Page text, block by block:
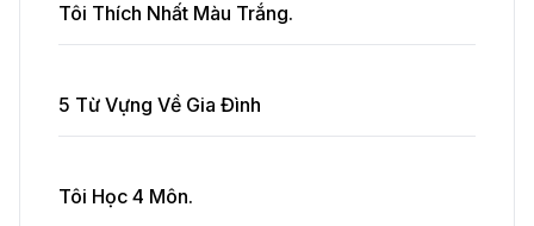
Tôi Thích Nhất Màu Trắng.
5 Từ Vựng Về Gia Đình
Tôi Học 4 Môn.